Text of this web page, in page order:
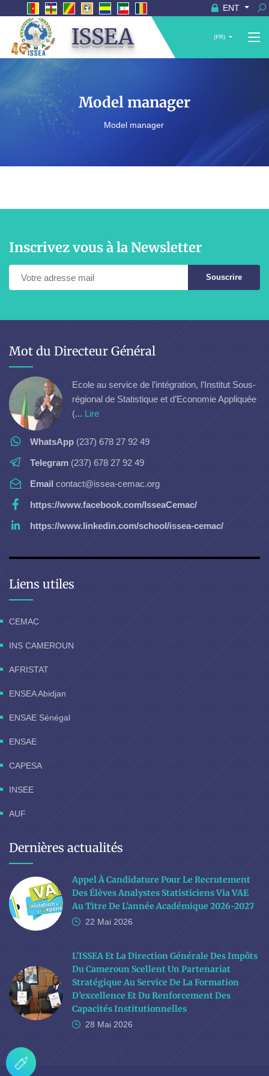
ENT
ISSEA (FR)
Model manager
Model manager
Inscrivez vous à la Newsletter
Souscrire
Mot du Directeur Général
Ecole au service de l’intégration, l’Institut Sous-
régional de Statistique et d’Economie Appliquée
(... Lire
WhatsApp (237) 678 27 92 49
Telegram (237) 678 27 92 49
Email contact@issea-cemac.org
https://www.facebook.com/IsseaCemac/
https://www.linkedin.com/school/issea-cemac/
Liens utiles
CEMAC
INS CAMEROUN
AFRISTAT
ENSEA Abidjan
ENSAE Sénégal
ENSAE
CAPESA
INSEE
AUF
Dernières actualités
Appel À Candidature Pour Le Recrutement
Des Élèves Analystes Statisticiens Via VAE
Au Titre De L'année Académique 2026-2027
22 Mai 2026
L’ISSEA Et La Direction Générale Des Impôts
Du Cameroun Scellent Un Partenariat
Stratégique Au Service De La Formation
D’excellence Et Du Renforcement Des
Capacités Institutionnelles
28 Mai 2026